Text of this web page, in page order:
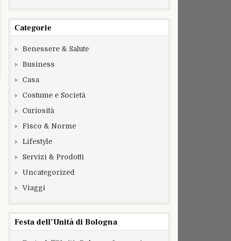
Categorie
Benessere & Salute
Business
Casa
Costume e Società
Curiosità
Fisco & Norme
Lifestyle
Servizi & Prodotti
Uncategorized
Viaggi
Festa dell’Unità di Bologna